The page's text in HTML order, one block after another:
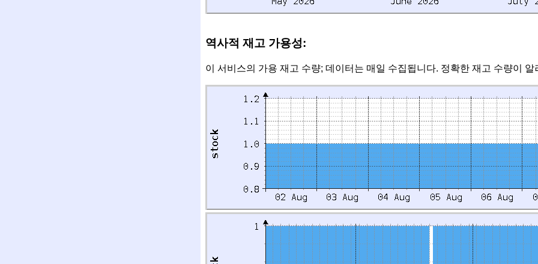
역사적 재고 가용성:
이 서비스의 가용 재고 수량; 데이터는 매일 수집됩니다. 정확한 재고 수량이